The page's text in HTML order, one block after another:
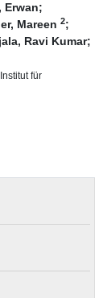
Erwan;
Mareen 2;
Ravi Kumar;
für